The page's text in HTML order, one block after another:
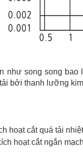
như song song bao
bởi thanh lưỡng
hoạt cắt quá tải
hoạt cắt ngắn